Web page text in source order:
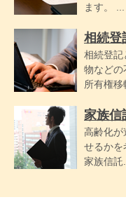
ます。 ...
相続登
相続登記
物などの
所有権移
家族信
高齢化が
せるかを
家族信託...